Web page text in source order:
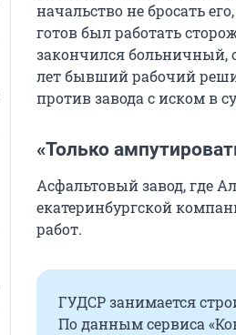
начальство не бросать
готов был работать
закончился больничный,
лет бывший рабочий
против завода с иском в
«Только
Асфальтовый завод, где
екатеринбургской
работ.
ГУДСР занимается
По данным сервиса